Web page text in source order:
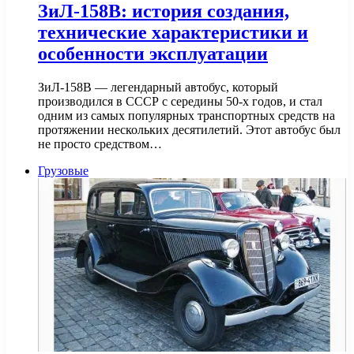
ЗиЛ-158В: история создания,
технические характеристики и
особенности эксплуатации
ЗиЛ-158В — легендарный автобус, который
производился в СССР с середины 50-х годов, и стал
одним из самых популярных транспортных средств на
протяжении нескольких десятилетий. Этот автобус был
не просто средством…
Грузовые